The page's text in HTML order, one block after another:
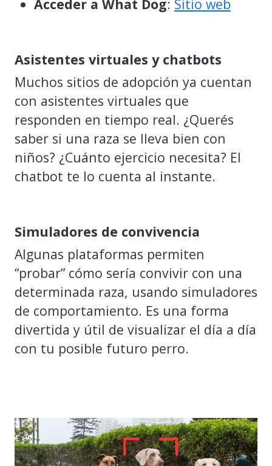
Acceder a What Dog: Sitio web
Asistentes virtuales y chatbots
Muchos sitios de adopción ya cuentan
con asistentes virtuales que
responden en tiempo real. ¿Querés
saber si una raza se lleva bien con
niños? ¿Cuánto ejercicio necesita? El
chatbot te lo cuenta al instante.
Simuladores de convivencia
Algunas plataformas permiten
“probar” cómo sería convivir con una
determinada raza, usando simuladores
de comportamiento. Es una forma
divertida y útil de visualizar el día a día
con tu posible futuro perro.